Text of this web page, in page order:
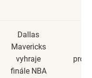
Dallas
Mavericks
vyhraje
finále NBA